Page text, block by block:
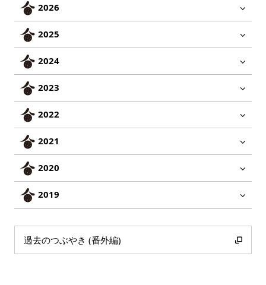
2026
2025
2024
2023
2022
2021
2020
2019
過去のつぶやき (番外編)